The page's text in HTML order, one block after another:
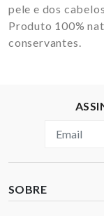
pele e dos
Produto 100%
conservantes.
SOBRE